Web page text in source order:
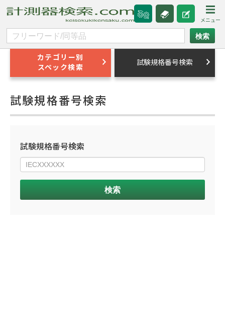
カテゴリー別
スペック検索
試験規格番号検索
試験規格番号検索
試験規格番号検索
検索